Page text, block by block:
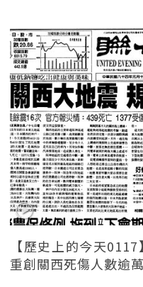
【歷史上的今天
重創關西死傷人數逾萬